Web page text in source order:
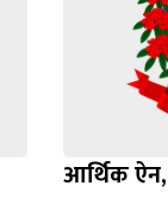
आर्थिक